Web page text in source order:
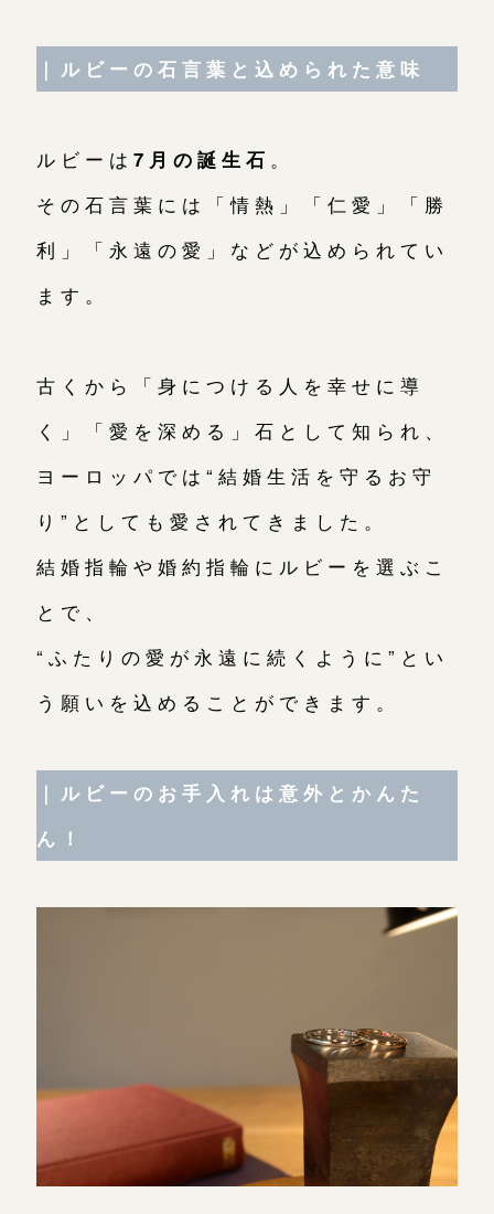
｜ルビーの石言葉と込められた意味
ルビーは 7月の誕生石 。
その石言葉には「情熱」「仁愛」「勝
利」「永遠の愛」などが込められてい
ます。
古くから「身につける人を幸せに導
く」「愛を深める」石として知られ、
ヨーロッパでは“結婚生活を守るお守
り”としても愛されてきました。
結婚指輪や婚約指輪にルビーを選ぶこ
とで、
“ふたりの愛が永遠に続くように”とい
う願いを込めることができます。
｜ルビーのお手入れは意外とかんた
ん！